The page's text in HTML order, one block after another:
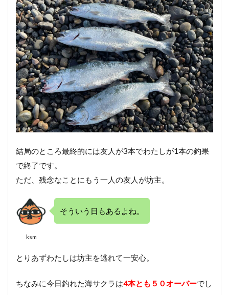
結局のところ最終的には友人が3本でわたしが1本の釣果
で終了です。
ただ、残念なことにもう一人の友人が坊主。
ksm
そういう日もあるよね。
とりあずわたしは坊主を逃れて一安心。
ちなみに今日釣れた海サクラは4本とも５０オーバーでし